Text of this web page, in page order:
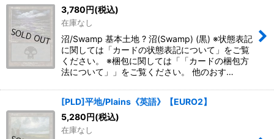
3,780円(税込)
在庫なし
沼/Swamp 基本土地 ? 沼(Swamp) (黒) ※状態表記
に関しては「カードの状態表記について」をご覧
ください。 ※梱包に関しては「「カードの梱包方
法について」」をご覧ください。 他のおす…
[PLD]平地/Plains《英語》【EURO2】
5,280円(税込)
在庫なし